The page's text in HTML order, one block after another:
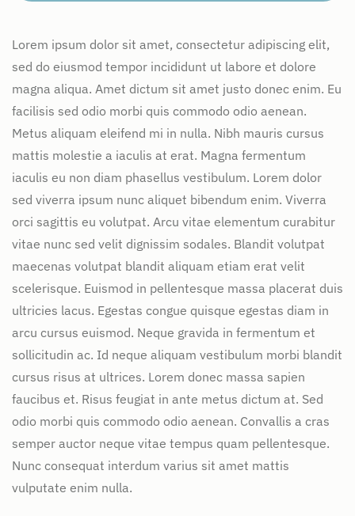
Lorem ipsum dolor sit amet, consectetur adipiscing elit,
sed do eiusmod tempor incididunt ut labore et dolore
magna aliqua. Amet dictum sit amet justo donec enim. Eu
facilisis sed odio morbi quis commodo odio aenean.
Metus aliquam eleifend mi in nulla. Nibh mauris cursus
mattis molestie a iaculis at erat. Magna fermentum
iaculis eu non diam phasellus vestibulum. Lorem dolor
sed viverra ipsum nunc aliquet bibendum enim. Viverra
orci sagittis eu volutpat. Arcu vitae elementum curabitur
vitae nunc sed velit dignissim sodales. Blandit volutpat
maecenas volutpat blandit aliquam etiam erat velit
scelerisque. Euismod in pellentesque massa placerat duis
ultricies lacus. Egestas congue quisque egestas diam in
arcu cursus euismod. Neque gravida in fermentum et
sollicitudin ac. Id neque aliquam vestibulum morbi blandit
cursus risus at ultrices. Lorem donec massa sapien
faucibus et. Risus feugiat in ante metus dictum at. Sed
odio morbi quis commodo odio aenean. Convallis a cras
semper auctor neque vitae tempus quam pellentesque.
Nunc consequat interdum varius sit amet mattis
vulputate enim nulla.